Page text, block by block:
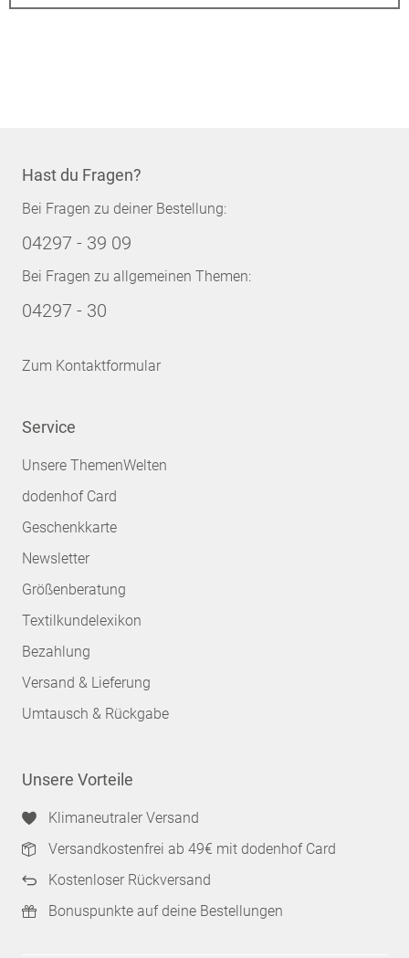
Hast du Fragen?
Bei Fragen zu deiner Bestellung:
04297 - 39 09
Bei Fragen zu allgemeinen Themen:
04297 - 30
Zum Kontaktformular
Service
Unsere ThemenWelten
dodenhof Card
Geschenkkarte
Newsletter
Größenberatung
Textilkundelexikon
Bezahlung
Versand & Lieferung
Umtausch & Rückgabe
Unsere Vorteile
Klimaneutraler Versand
Versandkostenfrei ab 49€ mit dodenhof Card
Kostenloser Rückversand
Bonuspunkte auf deine Bestellungen